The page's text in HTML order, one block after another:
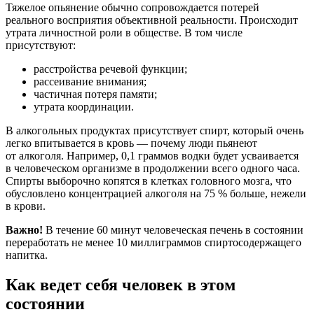
Тяжелое опьянение обычно сопровождается потерей
реального восприятия объективной реальности. Происходит
утрата личностной роли в обществе. В том числе
присутствуют:
расстройства речевой функции;
рассеивание внимания;
частичная потеря памяти;
утрата координации.
В алкогольных продуктах присутствует спирт, который очень
легко впитывается в кровь — почему люди пьянеют
от алкоголя. Например, 0,1 граммов водки будет усваивается
в человеческом организме в продолжении всего одного часа.
Спирты выборочно копятся в клетках головного мозга, что
обусловлено концентрацией алкоголя на 75 % больше, нежели
в крови.
Важно! В течение 60 минут человеческая печень в состоянии
переработать не менее 10 миллиграммов спиртосодержащего
напитка.
Как ведет себя человек в этом
состоянии